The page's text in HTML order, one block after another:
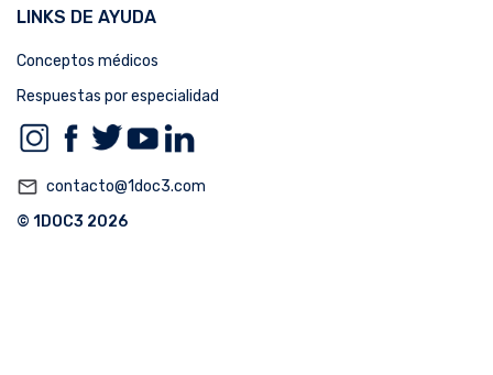
LINKS DE AYUDA
Conceptos médicos
Respuestas por especialidad
mail_outline contacto@1doc3.com
© 1DOC3 2026